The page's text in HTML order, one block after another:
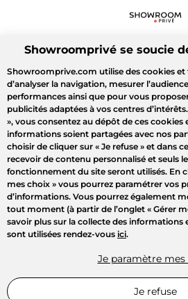
Showroomprivé se soucie
Showroomprive.com utilise des cookies
d’analyser la navigation, mesurer
performances ainsi que pour vous
publicités adaptées à vos centres
», vous consentez au dépôt de ces
informations soient partagées avec nos
choisir de cliquer sur « Je refuse » et dans
recevoir de contenu personnalisé et seuls
fonctionnement du site seront utilisés. En
mes choix » vous pourrez paramétrer vos
d’informations. Vous pourrez également
tout moment (à partir de l’onglet « Gérer
savoir plus sur la collecte des informations
sont utilisées rendez-vous ici.
Je paramètre mes
Je refuse